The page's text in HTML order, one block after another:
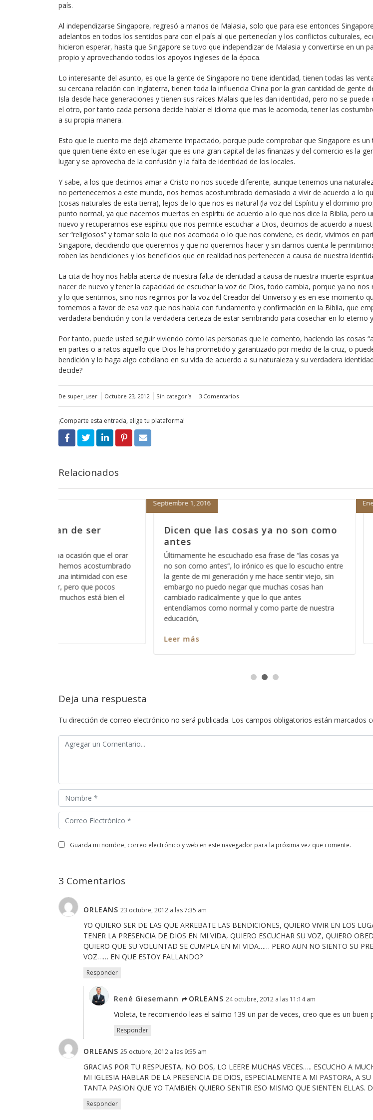
país.
Al independizarse Singapore, regresó a manos de Malasia, solo que para ese entonces
adelantos en todos los sentidos para con el país al que pertenecían y los conflictos culturales,
hicieron esperar, hasta que Singapore se tuvo que independizar de Malasia y convertirse en un
propio y aprovechando todos los apoyos ingleses de la época.
Lo interesante del asunto, es que la gente de Singapore no tiene identidad, tienen todas las
su cercana relación con Inglaterra, tienen toda la influencia China por la gran cantidad de gente
Isla desde hace generaciones y tienen sus raíces Malais que les dan identidad, pero no se
el otro, por tanto cada persona decide hablar el idioma que mas le acomoda, tener las
a su propia manera.
Esto que le cuento me dejó altamente impactado, porque pude comprobar que Singapore es
que quien tiene éxito en ese lugar que es una gran capital de las finanzas y del comercio es la
lugar y se aprovecha de la confusión y la falta de identidad de los locales.
Y sabe, a los que decimos amar a Cristo no nos sucede diferente, aunque tenemos una
no pertenecemos a este mundo, nos hemos acostumbrado demasiado a vivir de acuerdo a lo
(cosas naturales de esta tierra), lejos de lo que nos es natural (la voz del Espíritu y el dominio
punto normal, ya que nacemos muertos en espíritu de acuerdo a lo que nos dice la Biblia, pero
nuevo y recuperamos ese espíritu que nos permite escuchar a Dios, decimos de acuerdo a
ser “religiosos” y tomar solo lo que nos acomoda o lo que nos conviene, es decir, vivimos en
Singapore, decidiendo que queremos y que no queremos hacer y sin darnos cuenta le
roben las bendiciones y los beneficios que en realidad nos pertenecen a causa de nuestra
La cita de hoy nos habla acerca de nuestra falta de identidad a causa de nuestra muerte
nacer de nuevo y tener la capacidad de escuchar la voz de Dios, todo cambia, porque ya no
y lo que sentimos, sino nos regimos por la voz del Creador del Universo y es en ese momento
tomemos a favor de esa voz que nos habla con fundamento y confirmación en la Biblia, que
verdadera bendición y con la verdadera certeza de estar sembrando para cosechar en lo eterno
Por tanto, puede usted seguir viviendo como las personas que le comento, haciendo las cosas
en partes o a ratos aquello que Dios le ha prometido y garantizado por medio de la cruz, o
bendición y lo haga algo cotidiano en su vida de acuerdo a su naturaleza y su verdadera
decide?
De super_user Octubre 23, 2012 Sin categoría 3 Comentarios
¡Comparte esta entrada, elige tu plataforma!
Relacionados
Dicen que las cosas ya no son como
Últimamente he escuchado esa frase de “las cosas ya
no son como antes”, lo irónico es que lo escucho entre
la gente de mi generación y me hace sentir viejo, sin
embargo no puedo negar que muchas cosas han
cambiado radicalmente y que lo que antes
entendíamos como normal y como parte de nuestra
La mejor manera
Una de las cosas que nos
claras es que en el Reino de
sentimientos, y esto no se
confundirle o hacerle sentir
hago con la intención de
como es que
Deja una respuesta
Tu dirección de correo electrónico no será publicada. Los campos obligatorios están marcados
guarda mi nombre, correo electrónico y web en este navegador para la próxima vez que comente.
3 Comentarios
ORLEANS 23 octubre, 2012 a las 7:35 am
YO QUIERO SER DE LAS QUE ARREBATE LAS BENDICIONES, QUIERO VIVIR EN LOS
TENER LA PRESENCIA DE DIOS EN MI VIDA, QUIERO ESCUCHAR SU VOZ, QUIERO
QUIERO QUE SU VOLUNTAD SE CUMPLA EN MI VIDA…… PERO AUN NO SIENTO SU
VOZ…… EN QUE ESTOY FALLANDO?
Responder
René Giesemann ORLEANS 24 octubre, 2012 a las 11:14 am
Violeta, te recomiendo leas el salmo 139 un par de veces, creo que es un buen
Responder
ORLEANS 25 octubre, 2012 a las 9:55 am
GRACIAS POR TU RESPUESTA, NO DOS, LO LEERE MUCHAS VECES….. ESCUCHO A
MI IGLESIA HABLAR DE LA PRESENCIA DE DIOS, ESPECIALMENTE A MI PASTORA, A
TANTA PASION QUE YO TAMBIEN QUIERO SENTIR ESO MISMO QUE SIENTEN ELLAS.
Responder